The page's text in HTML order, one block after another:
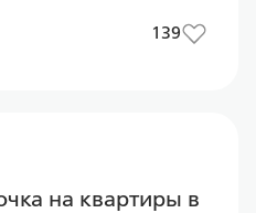
139
на квартиры в